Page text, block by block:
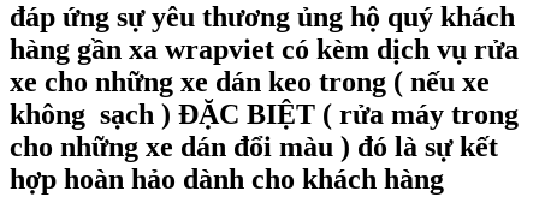
đáp ứng sự yêu thương ủng hộ quý khách
hàng gần xa wrapviet có kèm dịch vụ rửa
xe cho những xe dán keo trong ( nếu xe
không sạch ) ĐẶC BIỆT ( rửa máy trong
cho những xe dán đổi màu ) đó là sự kết
hợp hoàn hảo dành cho khách hàng